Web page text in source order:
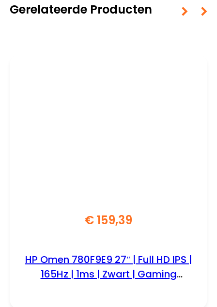
Gerelateerde Producten
€159,39
HP Omen 780F9E9 27″ | Full HD IPS |
165Hz | 1ms | Zwart | Gaming